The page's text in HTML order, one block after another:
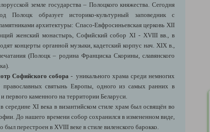
земле государства – Полоцкого княжества. Сегодня
Полоцк
образует историко-культурный заповедник с
архитектуры: Спасо-Евфросиньевская церковь XII
женский монастырь, Софийский собор XI - XVIII вв., в
концерты органной музыки, кадетский корпус нач. XIX в.,
(Полоцк – родина Франциска Скорины, славянского
Софийского собора - уникального храма среди немногих
православных святынь Европы, одного из самых ранних в
первого каменного на территории Беларуси.
середине XI века в византийском стиле храм был освящён во
. До нашего времени собор сохранился в измененном виде,
был перестроен в XVIII веке в стиле виленского барокко.